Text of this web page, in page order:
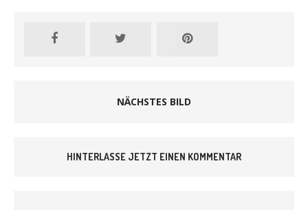
NÄCHSTES BILD
HINTERLASSE JETZT EINEN KOMMENTAR